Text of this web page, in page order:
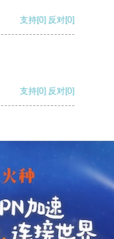
支持[0] 反对[0]
支持[0] 反对[0]
支持 [0] 反对[0]